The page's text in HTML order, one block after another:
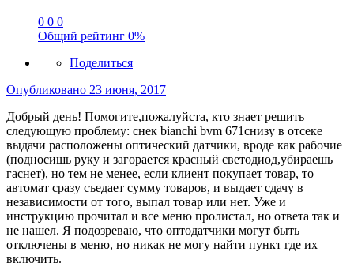
0 0 0
Общий рейтинг 0%
Поделиться
Опубликовано 23 июня, 2017
Добрый день! Помогите,пожалуйста, кто знает решить
следующую проблему: снек bianchi bvm 671снизу в отсеке
выдачи расположены оптический датчики, вроде как рабочие
(подносишь руку и загорается красный светодиод,убираешь
гаснет), но тем не менее, если клиент покупает товар, то
автомат сразу съедает сумму товаров, и выдает сдачу в
независимости от того, выпал товар или нет. Уже и
инструкцию прочитал и все меню пролистал, но ответа так и
не нашел. Я подозреваю, что оптодатчики могут быть
отключены в меню, но никак не могу найти пункт где их
включить.